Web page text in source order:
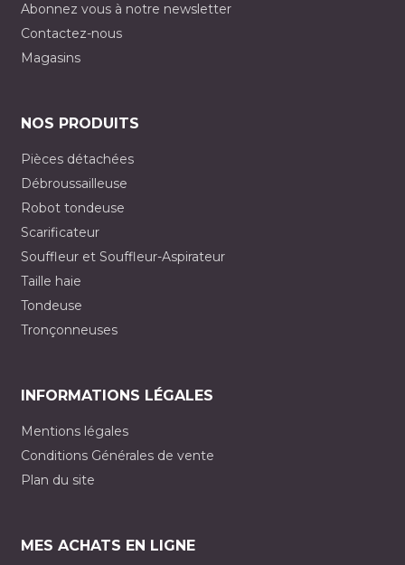
Abonnez vous à notre newsletter
Contactez-nous
Magasins
NOS PRODUITS
Pièces détachées
Débroussailleuse
Robot tondeuse
Scarificateur
Souffleur et Souffleur-Aspirateur
Taille haie
Tondeuse
Tronçonneuses
INFORMATIONS LÉGALES
Mentions légales
Conditions Générales de vente
Plan du site
MES ACHATS EN LIGNE